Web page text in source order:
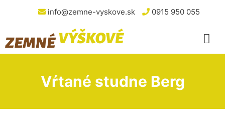
info@zemne-vyskove.sk 0915 950 055
Vŕtané studne Berg